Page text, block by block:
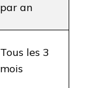
par an
Tous les 3
mois